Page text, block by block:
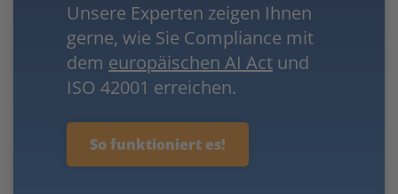
Unsere Experten zeigen Ihnen
gerne, wie Sie Compliance mit
dem europäischen AI Act und
ISO 42001 erreichen.
So funktioniert es!